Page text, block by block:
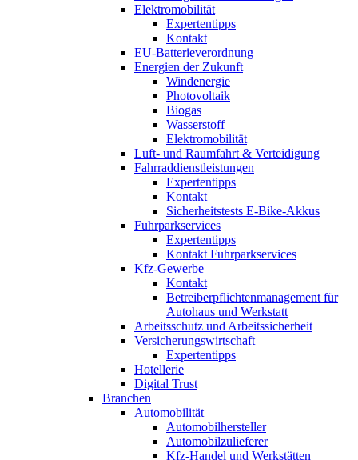
Elektromobilität
Expertentipps
Kontakt
EU-Batterieverordnung
Energien der Zukunft
Windenergie
Photovoltaik
Biogas
Wasserstoff
Elektromobilität
Luft- und Raumfahrt & Verteidigung
Fahrraddienstleistungen
Expertentipps
Kontakt
Sicherheitstests E-Bike-Akkus
Fuhrparkservices
Expertentipps
Kontakt Fuhrparkservices
Kfz-Gewerbe
Kontakt
Betreiberpflichtenmanagement für
Autohaus und Werkstatt
Arbeitsschutz und Arbeitssicherheit
Versicherungswirtschaft
Expertentipps
Hotellerie
Digital Trust
Branchen
Automobilität
Automobilhersteller
Automobilzulieferer
Kfz-Handel und Werkstätten